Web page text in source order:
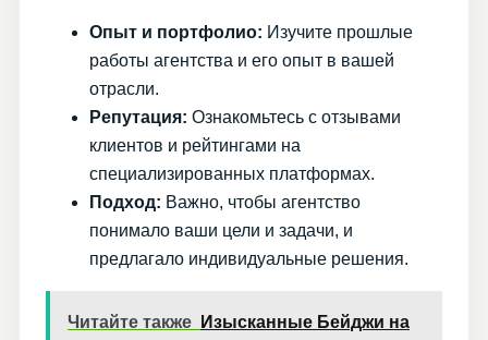
Опыт и портфолио: Изучите прошлые
работы агентства и его опыт в вашей
отрасли.
Репутация: Ознакомьтесь с отзывами
клиентов и рейтингами на
специализированных платформах.
Подход: Важно, чтобы агентство
понимало ваши цели и задачи, и
предлагало индивидуальные решения.
Читайте также
Изысканные Бейджи на